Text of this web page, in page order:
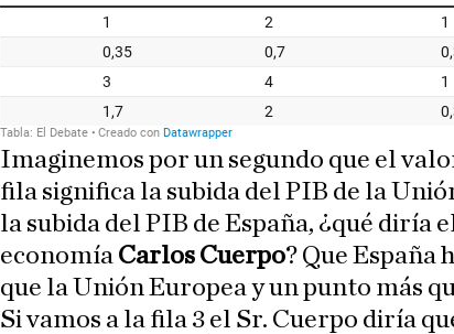
Imaginemos por un segundo que el
fila significa la subida del PIB de la
la subida del PIB de España, ¿qué diría
economía Carlos Cuerpo? Que España
que la Unión Europea y un punto más
Si vamos a la fila 3 el Sr. Cuerpo diría